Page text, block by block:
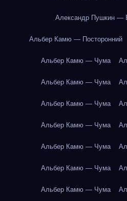
Александр Пушкин —
Альбер Камю — Посторонний
Альбер Камю — Чума
Альбер Камю — Чума
Альбер Камю — Чума
Альбер Камю — Чума
Альбер Камю — Чума
Альбер Камю — Чума
Альбер Камю — Чума